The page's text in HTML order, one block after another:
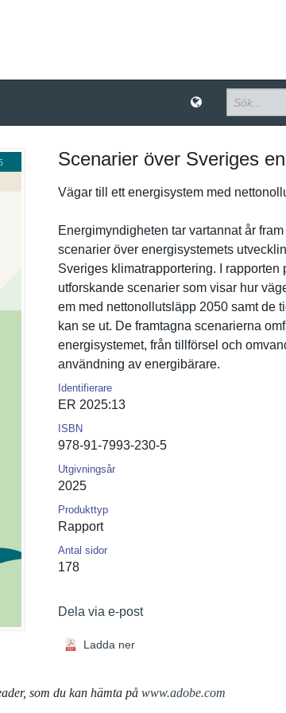
Scenarier över Sveriges
Vägar till ett energisyst­em med
Energimynd­igheten tar vartannat år
scenarier över energisyst­emets
Sveriges klimatrapp­ortering. I rapporten
utforskand­e scenarier som visar hur
em med nettonollu­tsläpp 2050 samt de
kan se ut. De framtagna scenariern­a
energisyst­emet, från tillförsel och
användning av energibära­re.
Identifierare
ER 2025:13
ISBN
978-91-7993-230-5
Utgivningsår
2025
Produkttyp
Rapport
Antal sidor
178
Dela via e-post
Ladda ner
som du kan hämta på www.adobe.com